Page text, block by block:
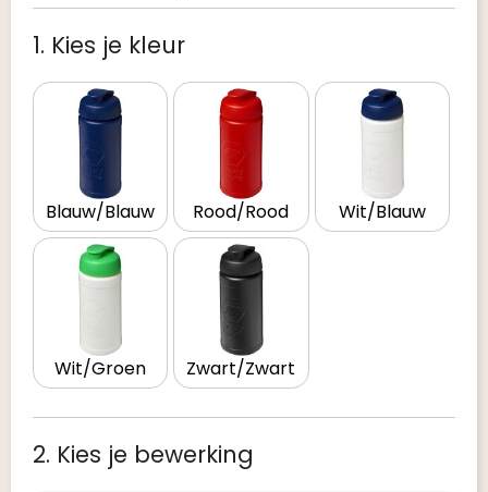
1. Kies je kleur
Blauw/Blauw Rood/Rood Wit/Blauw
Wit/Groen Zwart/Zwart
2. Kies je bewerking